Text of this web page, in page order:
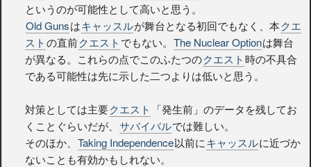
というのが可能性として高いと思う。
Old Gunsはキャッスルが舞台となる初回でもなく、本クエ
ストの直前クエスト でもない。 The Nuclear Optionは舞台
が異なる。これらの点でこのふたつのクエスト時の不具合
である可能性は先に示した二つよりは低いと思う。
対策としては主要クエスト
「発生前」のデータを残してお
くことぐらいだが、 サバイバルでは難しい。
そのほか、 Taking Independence以前にキャッスルに近づか
ないことも有効かもしれない。